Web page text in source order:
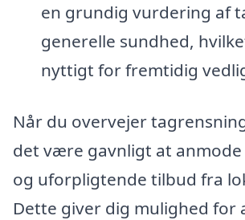
en grundig vurdering af
generelle sundhed,
nyttigt for fremtidig
Når du overvejer
det være gavnligt at anmode
og uforpligtende tilbud fra
Dette giver dig mulighed for